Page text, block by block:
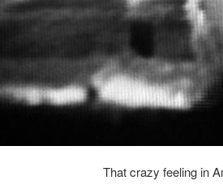
That crazy feeling in